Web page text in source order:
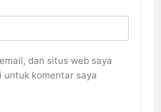
dan situs web saya
untuk komentar saya